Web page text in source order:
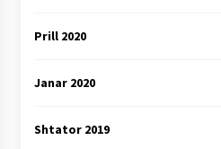
Prill 2020
Janar 2020
Shtator 2019